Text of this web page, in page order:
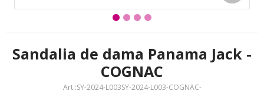
Sandalia de dama Panama Jack -
COGNAC
SY-2024-L003SY-2024-L003-COGNAC-